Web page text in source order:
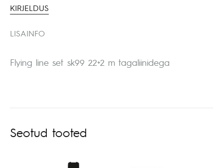
KIRJELDUS
LISAINFO
Flying line set sk99 22+2 m tagaliinidega
Seotud tooted